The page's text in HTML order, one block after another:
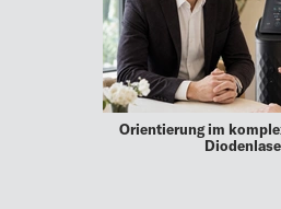
Orientierung im